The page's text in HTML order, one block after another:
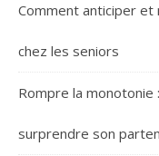
Comment anticiper et
chez les seniors
Rompre la monotonie
surprendre son